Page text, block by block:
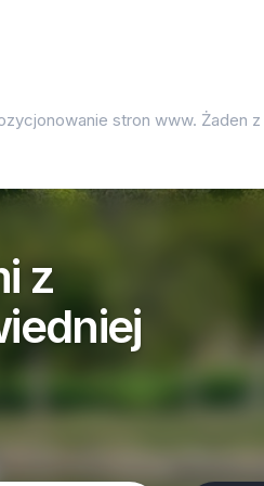
stron www.
z